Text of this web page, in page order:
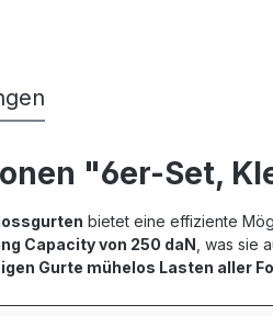
"6er-Set,
bietet eine effiziente
Capacity von 250 daN , was sie
Gurte mühelos Lasten aller